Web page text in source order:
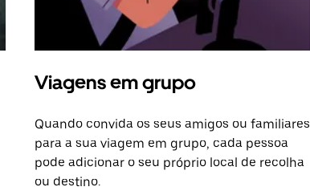
Viagens em grupo
Quando convida os seus amigos ou familiares
para a sua viagem em grupo, cada pessoa
pode adicionar o seu próprio local de recolha
ou destino.